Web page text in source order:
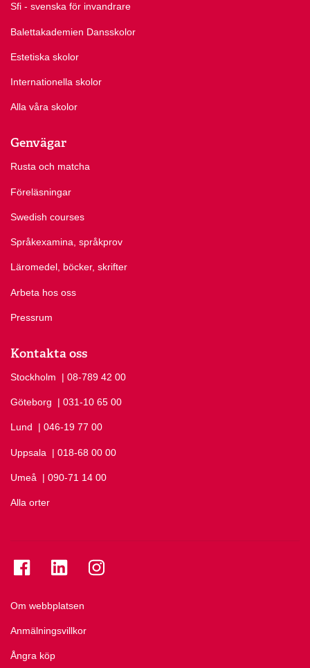
Sfi - svenska för invandrare
Balettakademien Dansskolor
Estetiska skolor
Internationella skolor
Alla våra skolor
Genvägar
Rusta och matcha
Föreläsningar
Swedish courses
Språkexamina, språkprov
Läromedel, böcker, skrifter
Arbeta hos oss
Pressrum
Kontakta oss
Stockholm Ring Stockholm på
| 08-789 42 00
Göteborg Ring Göteborg på
| 031-10 65 00
Lund Ring Lund på
| 046-19 77 00
Uppsala Ring Uppsala på
| 018-68 00 00
Umeå Ring Umeå på
| 090-71 14 00
Alla orter
Om webbplatsen
Anmälningsvillkor
Ångra köp
Se folkuniversitetet på Facebook
Se folkuniversitetet på LinkedIn